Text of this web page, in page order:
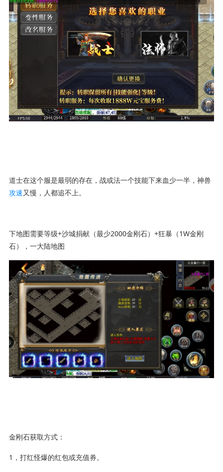
道士在这个服是最弱的存在，战或法一个技能下来血少一半，神兽
攻速又慢，人都追不上。
下地图需要等级+沙城捐献（最少2000金刚石）+狂暴（1W金刚
石），一大陆地图
金刚石获取方式：
1，打红怪爆的红包或充值券。